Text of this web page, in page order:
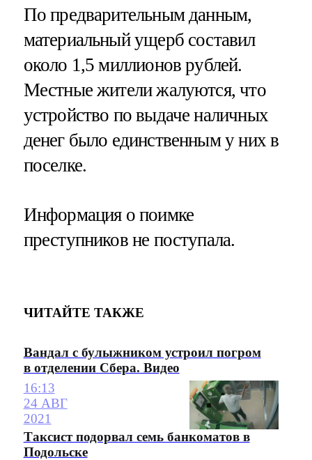
По предварительным данным,
материальный ущерб составил
около 1,5 миллионов рублей.
Местные жители жалуются, что
устройство по выдаче наличных
денег было единственным у них в
поселке.
Информация о поимке
преступников не поступала.
ЧИТАЙТЕ ТАКЖЕ
Вандал с булыжником устроил погром
в отделении Сбера. Видео
16:13
24 АВГ
2021
Таксист подорвал семь банкоматов в
Подольске